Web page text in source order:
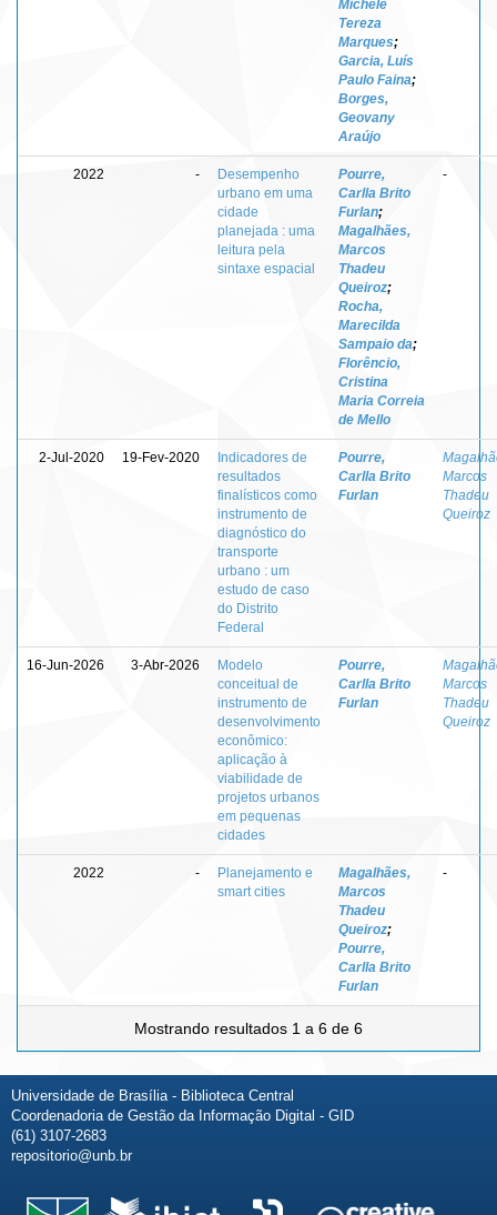
Michele
Tereza
Marques;
Garcia, Luís
Paulo Faina;
Borges,
Geovany
Araújo
2022 -
Desempenho
urbano em uma
cidade
planejada : uma
leitura pela
sintaxe espacial
Pourre,
Carlla Brito
Furlan;
Magalhães,
Marcos
Thadeu
Queiroz;
Rocha,
Marecilda
Sampaio da;
Florêncio,
Cristina
Maria Correia
de Mello
-
2-Jul-2020 19-Fev-2020
Indicadores de
resultados
finalísticos como
instrumento de
diagnóstico do
transporte
urbano : um
estudo de caso
do Distrito
Federal
Pourre,
Carlla Brito
Furlan
Marcos
Thadeu
Queiroz
16-Jun-2026 3-Abr-2026
Modelo
conceitual de
instrumento de
desenvolvimento
econômico:
aplicação à
viabilidade de
projetos urbanos
em pequenas
cidades
Pourre,
Carlla Brito
Furlan
Marcos
Thadeu
Queiroz
2022 -
Planejamento e
smart cities
Magalhães,
Marcos
Thadeu
Queiroz;
Pourre,
Carlla Brito
Furlan
-
Mostrando resultados 1 a 6 de 6
Universidade de Brasília - Biblioteca Central
Coordenadoria de Gestão da Informação Digital - GID
(61) 3107-2683
repositorio@unb.br